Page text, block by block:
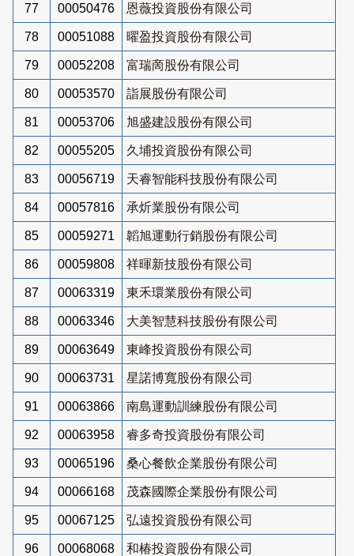
77 00050476 恩薇投資股份有限公司
78 00051088 曜盈投資股份有限公司
79 00052208 富瑞啇股份有限公司
80 00053570 詣展股份有限公司
81 00053706 旭盛建設股份有限公司
82 00055205 久埔投資股份有限公司
83 00056719 天睿智能科技股份有限公司
84 00057816 承炘業股份有限公司
85 00059271 韜旭運動行銷股份有限公司
86 00059808 祥暉新技股份有限公司
87 00063319 東禾環業股份有限公司
88 00063346 大美智慧科技股份有限公司
89 00063649 東峰投資股份有限公司
90 00063731 星諾博寬股份有限公司
91 00063866 南島運動訓練股份有限公司
92 00063958 睿多奇投資股份有限公司
93 00065196 桑心餐飲企業股份有限公司
94 00066168 茂森國際企業股份有限公司
95 00067125 弘遠投資股份有限公司
96 00068068 和椿投資股份有限公司